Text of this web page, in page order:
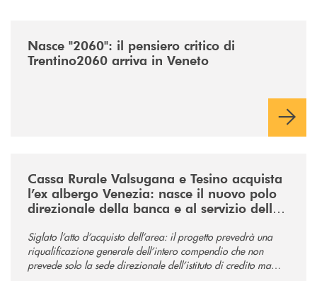
Nasce "2060": il pensiero critico di
Trentino2060 arriva in Veneto
Cassa Rurale Valsugana e Tesino acquista
l’ex albergo Venezia: nasce il nuovo polo
direzionale della banca e al servizio della
Siglato l’atto d’acquisto dell’area: il progetto prevedrà una
riqualificazione generale dell’intero compendio che non
prevede solo la sede direzionale dell’istituto di credito ma